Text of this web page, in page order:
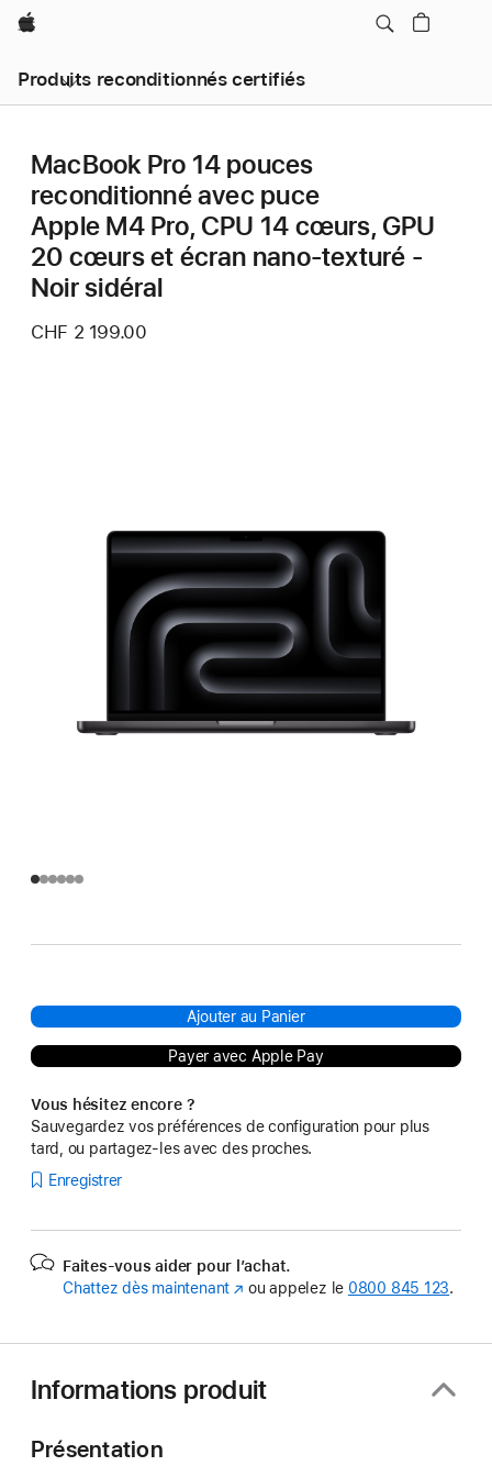
Apple
Produits reconditionnés certifiés
MacBook Pro 14 pouces
reconditionné avec puce
Apple M4 Pro, CPU 14 cœurs, GPU
20 cœurs et écran nano-texturé -
Noir sidéral
CHF 2 199.00
Ajouter au Panier
Payer avec Apple Pay
Vous hésitez encore ?
Sauvegardez vos préférences de configuration pour plus
tard, ou partagez-les avec des proches.
Enregistrer
Faites-vous aider pour l’achat.
Chattez dès maintenant (s’ouvre
ou appelez le 0800 845 123.
Informations produit
Présentation